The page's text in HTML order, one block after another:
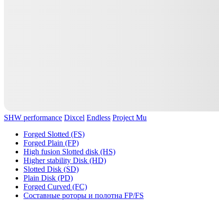
SHW performance Dixcel Endless Project Mu
Forged Slotted (FS)
Forged Plain (FP)
High fusion Slotted disk (HS)
Higher stability Disk (HD)
Slotted Disk (SD)
Plain Disk (PD)
Forged Curved (FC)
Составные роторы и полотна FP/FS